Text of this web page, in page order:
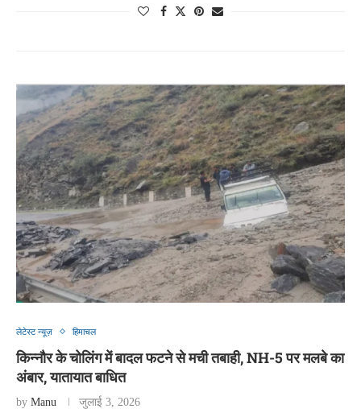
लेटेस्ट न्यूज़ हिमाचल
किन्नौर के चोलिंग में बादल फटने से मची तबाही, NH-5 पर मलबे का
अंबार, यातायात बाधित
by Manu जुलाई 3, 2026